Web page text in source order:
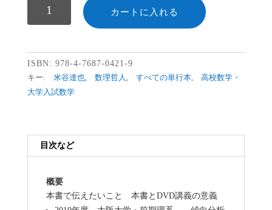
カートに入れる
ISBN: 978-4-7687-0421-9
キー: 米谷達也, 数理哲人 , すべての単行本,
高校数学・
大学入試数学
目次など
概要
本書で伝えたいこと 本書とDVD講義の意義